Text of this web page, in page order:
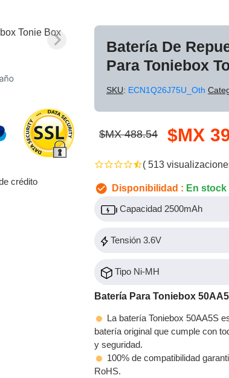
crédito
Batería De
Para Toniebox
SKU: ECN1Q26J75U_Oth
$MX 488.54 $MX
( 513
Disponibilidad : En stock
Capacidad 2500mAh
Tensión 3.6V
Tipo Ni-MH
Batería Para Toniebox
La batería Toniebox 50AA5S
batería original que cumple con
y seguridad.
100% de compatibilidad
RoHS.